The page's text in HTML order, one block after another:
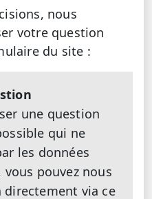
nous
votre question
du site :
une question
qui ne
les données
pouvez nous
via ce